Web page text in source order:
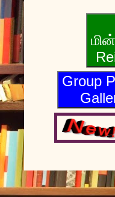
Group